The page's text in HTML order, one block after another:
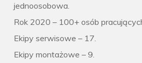
jednoosobowa.
Rok 2020 – 100+ osób
Ekipy serwisowe – 17.
Ekipy montażowe – 9.